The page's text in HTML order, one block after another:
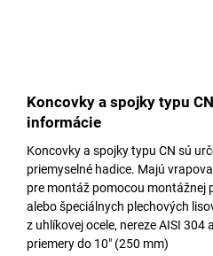
Koncovky a spojky typu
informácie
Koncovky a spojky typu CN sú
priemyselné hadice. Majú
pre montáž pomocou montážnej
alebo špeciálnych plechových
z uhlíkovej ocele, nereze AISI 304
priemery do 10″ (250 mm)